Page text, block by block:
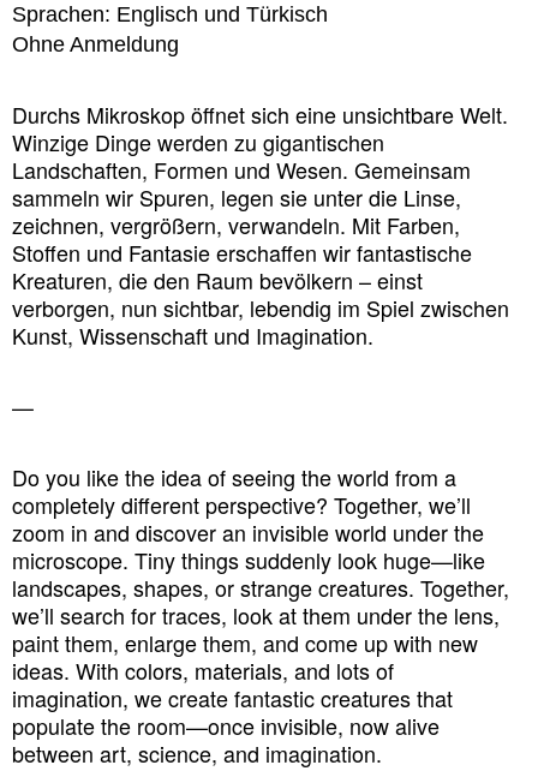
Sprachen: Englisch und Türkisch
Ohne Anmeldung
Durchs Mikroskop öffnet sich eine unsichtbare Welt.
Winzige Dinge werden zu gigantischen
Landschaften, Formen und Wesen. Gemeinsam
sammeln wir Spuren, legen sie unter die Linse,
zeichnen, vergrößern, verwandeln. Mit Farben,
Stoffen und Fantasie erschaffen wir fantastische
Kreaturen, die den Raum bevölkern – einst
verborgen, nun sichtbar, lebendig im Spiel zwischen
Kunst, Wissenschaft und Imagination.
—
Do you like the idea of seeing the world from a
completely different perspective? Together, we’ll
zoom in and discover an invisible world under the
microscope. Tiny things suddenly look huge—like
landscapes, shapes, or strange creatures. Together,
we’ll search for traces, look at them under the lens,
paint them, enlarge them, and come up with new
ideas. With colors, materials, and lots of
imagination, we create fantastic creatures that
populate the room—once invisible, now alive
between art, science, and imagination.